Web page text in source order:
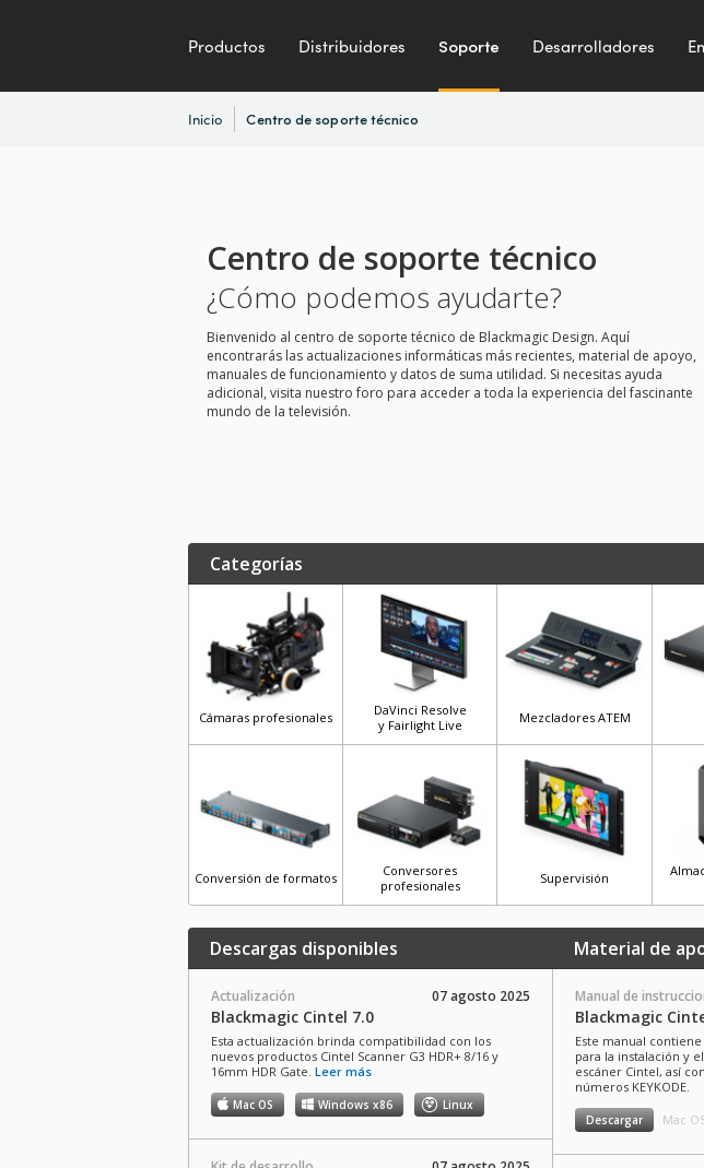
Productos Distribuidores Soporte Desarrolladores
Inicio Centro de soporte técnico
Centro de soporte técnico
¿Cómo podemos ayudarte?
Bienvenido al centro de soporte técnico de Blackmagic Design. Aquí
encontrarás las actualizaciones informáticas más recientes, material de apoyo,
manuales de funcionamiento y datos de suma utilidad. Si necesitas ayuda
adicional, visita nuestro foro para acceder a toda la experiencia del fascinante
mundo de la televisión.
Categorías
Cámaras profesionales
DaVinci Resolve
y Fairlight Live
Mezcladores ATEM
Conversión de formatos
Conversores
profesionales
Supervisión
Descargas disponibles Material de
Actualización 07 agosto 2025
Blackmagic Cintel 7.0
Esta actualización brinda compatibilidad con los
nuevos productos Cintel Scanner G3 HDR+ 8/16 y
16mm HDR Gate. Leer más
Mac OS Windows x86 Linux
Manual de
Blackmagic
Este manual
para la instalación y
escáner Cintel, así
números KEYKODE.
Descargar Mac